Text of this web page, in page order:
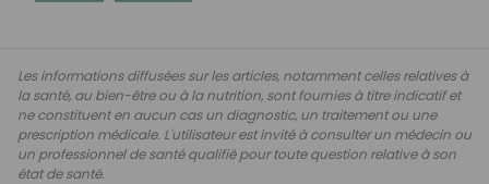
Les informations diffusées sur les articles, notamment celles relatives à
la santé, au bien-être ou à la nutrition, sont fournies à titre indicatif et
ne constituent en aucun cas un diagnostic, un traitement ou une
prescription médicale. L'utilisateur est invité à consulter un médecin ou
un professionnel de santé qualifié pour toute question relative à son
état de santé.